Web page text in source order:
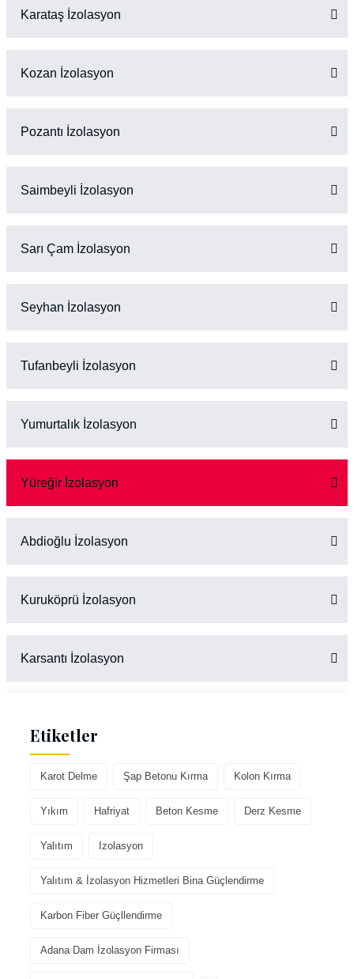
Karataş İzolasyon
Kozan İzolasyon
Pozantı İzolasyon
Saimbeyli İzolasyon
Sarı Çam İzolasyon
Seyhan İzolasyon
Tufanbeyli İzolasyon
Yumurtalık İzolasyon
Yüreğir İzolasyon
Abdioğlu İzolasyon
Kuruköprü İzolasyon
Karsantı İzolasyon
Etiketler
Karot Delme Şap Betonu Kırma Kolon Kırma
Yıkım Hafriyat Beton Kesme Derz Kesme
Yalıtım Izolasyon
Yalıtım & İzolasyon Hizmetleri Bina Güçlendirme
Karbon Fiber Güçllendirme
Adana Dam İzolasyon Firması